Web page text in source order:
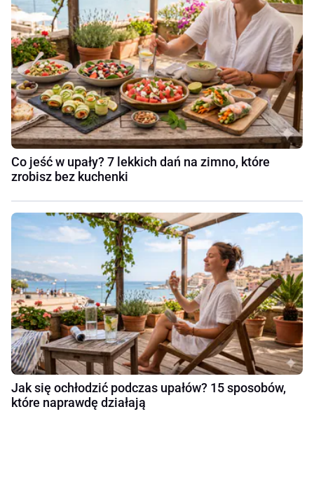
Co jeść w upały? 7 lekkich dań na zimno, które
zrobisz bez kuchenki
Jak się ochłodzić podczas upałów? 15 sposobów,
które naprawdę działają